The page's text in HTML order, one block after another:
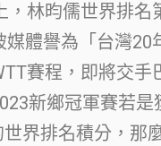
，林昀儒世界排
體譽為「台灣
賽程，即將交
新鄉冠軍賽若
界排名積分，那